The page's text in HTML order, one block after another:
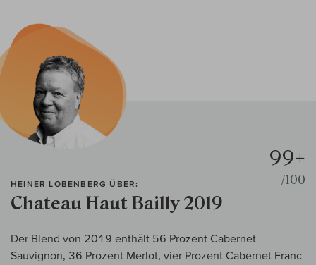
HEINER LOBENBERG ÜBER:
Chateau Haut Bailly 2019
99+
/100
Der Blend von 2019 enthält 56 Prozent Cabernet
Sauvignon, 36 Prozent Merlot, vier Prozent Cabernet Franc